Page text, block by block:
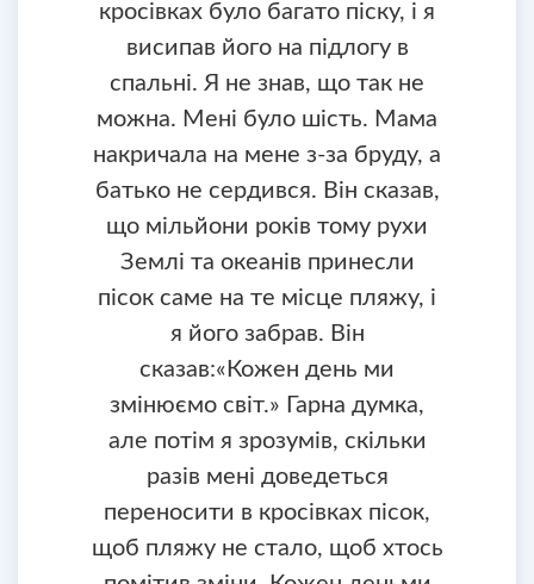
кросівках було багато піску, і я
висипав його на підлогу в
спальні. Я не знав, що так не
можна. Мені було шість. Мама
накричала на мене з-за бруду, а
батько не сердився. Він сказав,
що мільйони років тому рухи
Землі та океанів принесли
пісок саме на те місце пляжу, і
я його забрав. Він
сказав:«Кожен день ми
змінюємо світ.» Гарна думка,
але потім я зрозумів, скільки
разів мені доведеться
переносити в кросівках пісок,
щоб пляжу не стало, щоб хтось